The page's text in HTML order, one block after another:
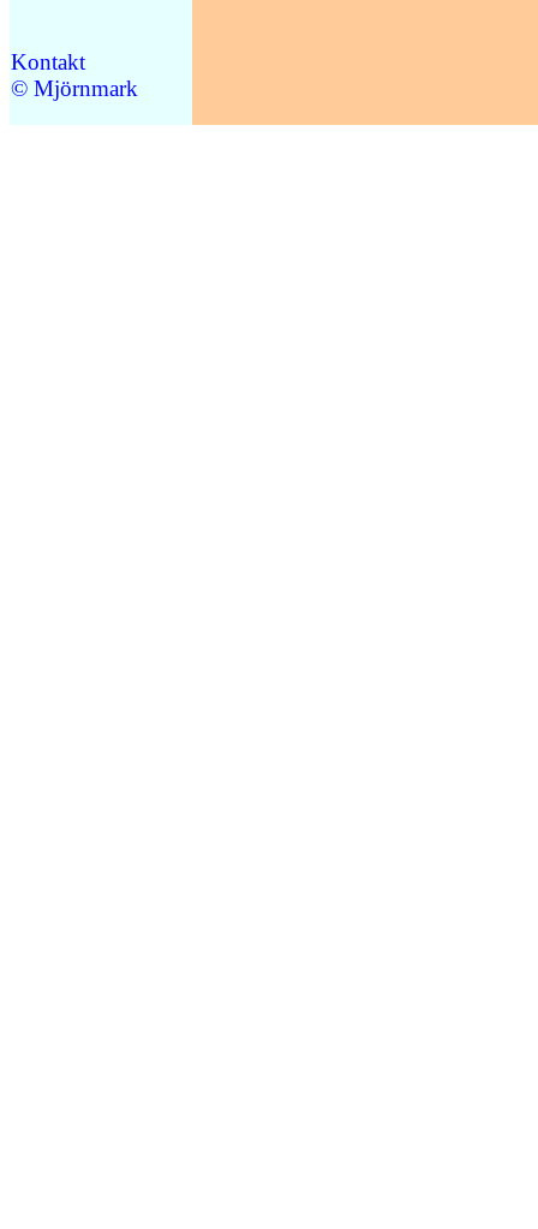
Kontakt
© Mjörnmark